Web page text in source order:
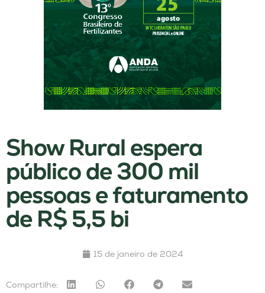
Show Rural espera
público de 300 mil
pessoas e faturamento
de R$ 5,5 bi
15 de janeiro de 2024
Compartilhe: